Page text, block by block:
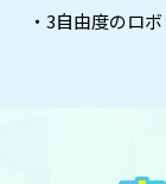
・3自由度のロ